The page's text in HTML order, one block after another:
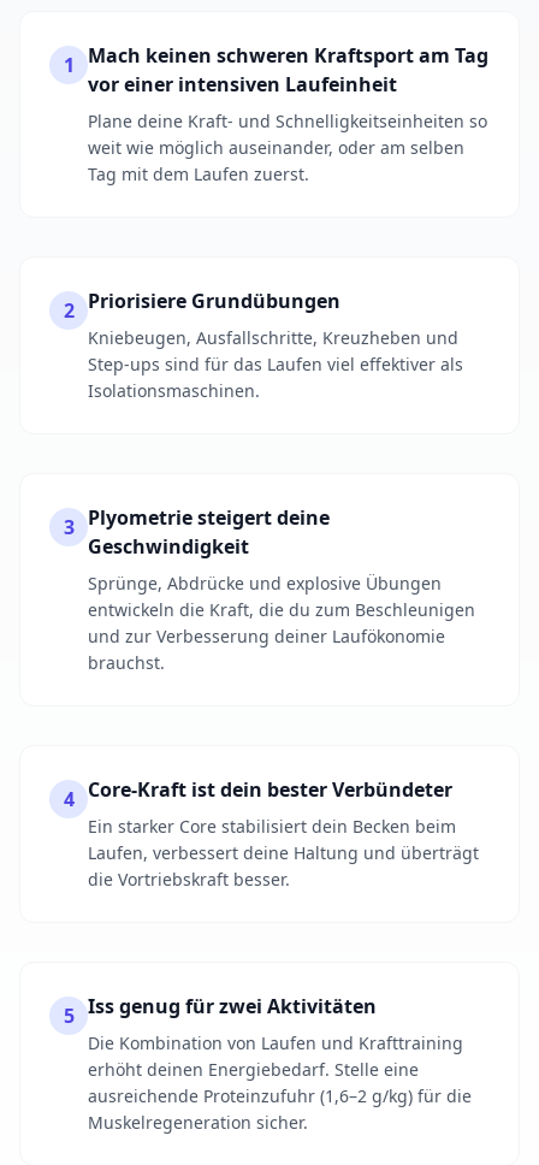
1
Mach keinen schweren Kraftsport am Tag
vor einer intensiven Laufeinheit
Plane deine Kraft- und Schnelligkeitseinheiten so
weit wie möglich auseinander, oder am selben
Tag mit dem Laufen zuerst.
2 Priorisiere Grundübungen
Kniebeugen, Ausfallschritte, Kreuzheben und
Step-ups sind für das Laufen viel effektiver als
Isolationsmaschinen.
3 Plyometrie steigert deine
Geschwindigkeit
Sprünge, Abdrücke und explosive Übungen
entwickeln die Kraft, die du zum Beschleunigen
und zur Verbesserung deiner Laufökonomie
brauchst.
4 Core-Kraft ist dein bester Verbündeter
Ein starker Core stabilisiert dein Becken beim
Laufen, verbessert deine Haltung und überträgt
die Vortriebskraft besser.
5 Iss genug für zwei Aktivitäten
Die Kombination von Laufen und Krafttraining
erhöht deinen Energiebedarf. Stelle eine
ausreichende Proteinzufuhr (1,6–2 g/kg) für die
Muskelregeneration sicher.